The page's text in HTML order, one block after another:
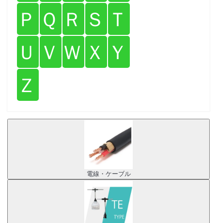
Ｐ Ｑ Ｒ Ｓ Ｔ
Ｕ Ｖ Ｗ Ｘ Ｙ
Ｚ
電線・ケーブル